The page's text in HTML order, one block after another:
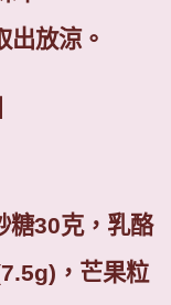
出放涼。
糖30克，乳酪
，芒果粒